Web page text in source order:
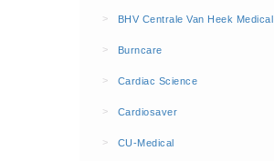
BHV kasten (0)
Evacuatie - Zaklampen (0)
Kleding - Hesjes (0)
Brandblusmiddelen
> BHV Centrale Van Heek Medical
> Burncare
> Cardiac Science
> Cardiosaver
> CU-Medical